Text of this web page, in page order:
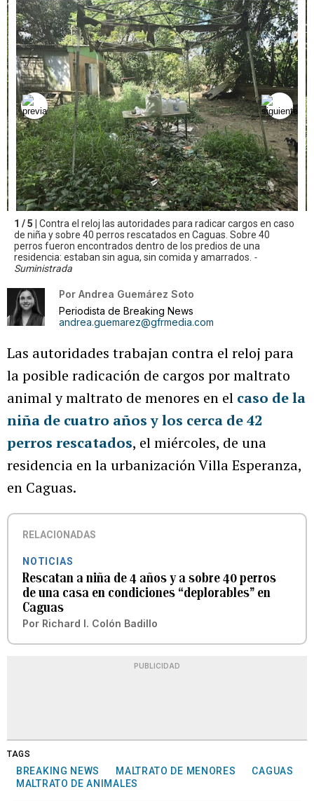
1 / 5 | Contra el reloj las autoridades para radicar cargos en caso
de niña y sobre 40 perros rescatados en Caguas. Sobre 40
perros fueron encontrados dentro de los predios de una
residencia: estaban sin agua, sin comida y amarrados. -
Suministrada
Por Andrea Guemárez Soto
Periodista de Breaking News
andrea.guemarez@gfrmedia.com
Las autoridades trabajan contra el reloj para
la posible radicación de cargos por maltrato
animal y maltrato de menores en el caso de la
niña de cuatro años y los cerca de 42
perros rescatados, el miércoles, de una
residencia en la urbanización Villa Esperanza,
en Caguas.
RELACIONADAS
NOTICIAS
Rescatan a niña de 4 años y a sobre 40 perros
de una casa en condiciones “deplorables” en
Caguas
Por Richard I. Colón Badillo
PUBLICIDAD
TAGS
BREAKING NEWS MALTRATO DE MENORES
CAGUAS
MALTRATO DE ANIMALES